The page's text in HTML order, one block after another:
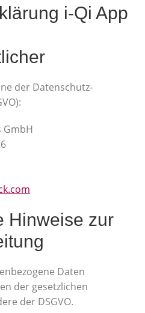
i-Qi App
der Datenschutz-
GmbH
Hinweise zur
Daten
der gesetzlichen
der DSGVO.